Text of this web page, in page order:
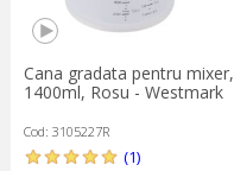
Cana gradata pentru mixer,
1400ml, Rosu - Westmark
Cod: 3105227R
(1)